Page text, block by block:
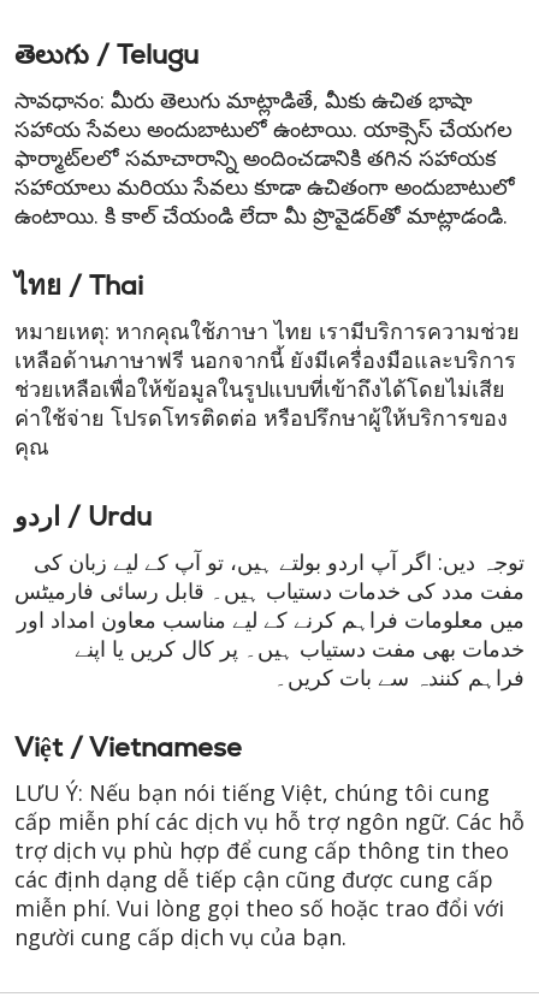
తెలుగు / Telugu
సావధానం: మీరు తెలుగు మాట్లాడితే, మీకు ఉచిత భాషా
సహాయ సేవలు అందుబాటులో ఉంటాయి. యాక్సెస్ చేయగల
ఫార్మాట్‌లలో సమాచారాన్ని అందించడానికి తగిన సహాయక
సహాయాలు మరియు సేవలు కూడా ఉచితంగా అందుబాటులో
ఉంటాయి. కి కాల్ చేయండి లేదా మీ ప్రొవైడర్‌తో మాట్లాడండి.
ไทย / Thai
หมายเหตุ: หากคุณใช้ภาษา ไทย เรามีบริการความช่วย
เหลือด้านภาษาฟรี นอกจากนี้ ยังมีเครื่องมือและบริการ
ช่วยเหลือเพื่อให้ข้อมูลในรูปแบบที่เข้าถึงได้โดยไม่เสีย
ค่าใช้จ่าย โปรดโทรติดต่อ หรือปรึกษาผู้ให้บริการของ
คุณ
اردو / Urdu
توجہ دیں: اگر آپ اردو بولتے ہیں، تو آپ کے لیے زبان کی
مفت مدد کی خدمات دستیاب ہیں۔ قابل رسائی فارمیٹس
میں معلومات فراہم کرنے کے لیے مناسب معاون امداد اور
خدمات بھی مفت دستیاب ہیں۔ پر کال کریں یا اپنے
فراہم کنندہ سے بات کریں۔
Việt / Vietnamese
LƯU Ý: Nếu bạn nói tiếng Việt, chúng tôi cung
cấp miễn phí các dịch vụ hỗ trợ ngôn ngữ. Các hỗ
trợ dịch vụ phù hợp để cung cấp thông tin theo
các định dạng dễ tiếp cận cũng được cung cấp
miễn phí. Vui lòng gọi theo số hoặc trao đổi với
người cung cấp dịch vụ của bạn.